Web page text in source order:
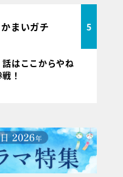
かまいガチ 5
はここからやね
！